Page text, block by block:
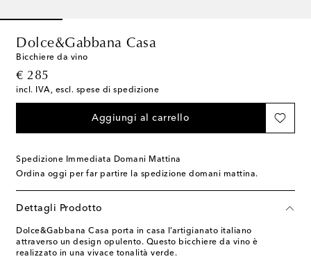
Dolce&Gabbana Casa
Bicchiere da vino
€ 285
original price
incl. IVA, escl. spese di spedizione
Aggiungi al carrello
Spedizione Immediata Domani Mattina
Ordina oggi per far partire la spedizione domani mattina.
Dettagli Prodotto
Dolce&Gabbana Casa porta in casa l’artigianato italiano
attraverso un design opulento. Questo bicchiere da vino è
realizzato in una vivace tonalità verde.